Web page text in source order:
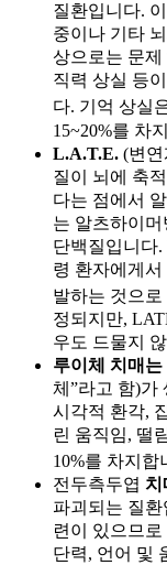
질환입니다.
중이나 기타
상으로는 문제
직력 상실 등
다. 기억 상실
15~20%를 차
L.A.T.E. (변연
질이 뇌에 축
다는 점에서
는 알츠하이
단백질입니다.
령 환자에게서
발하는 것으
정되지만,
우도 드물지
루이체 치매는
체”라고 함)가
시각적 환각,
린 움직임, 떨
10%를 차지합
전두측두엽 치
파괴되는 질
련이 있으므
단력, 언어 및